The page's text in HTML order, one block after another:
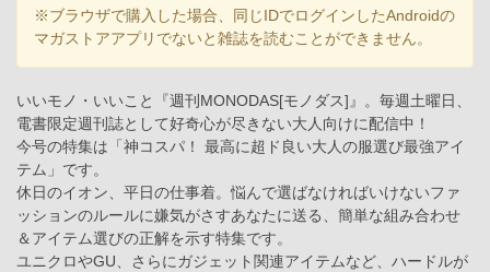
※ブラウザで購入した場合、同じIDでログインしたAndroidの
マガストアアプリでないと雑誌を読むことができません。
いいモノ・いいこと『週刊MONODAS[モノダス]』。毎週土曜日、
電書限定週刊誌として好奇心が尽きない大人向けに配信中！
今号の特集は「神コスパ！ 最高に超ド良い大人の服選び最強アイ
テム」です。
休日のイオン、平日の仕事着。悩んで選ばなければいけないファ
ッションのルールに嫌気がさすあなたに送る、簡単な組み合わせ
＆アイテム選びの正解を示す特集です。
ユニクロやGU、さらにガジェット関連アイテムなど、ハードルが